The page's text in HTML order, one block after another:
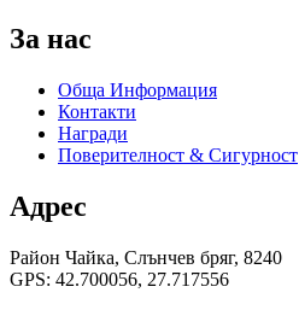
За нас
Обща Информация
Контакти
Награди
Поверителност & Сигурност
Адрес
Район Чайка, Слънчев бряг, 8240
GPS: 42.700056, 27.717556